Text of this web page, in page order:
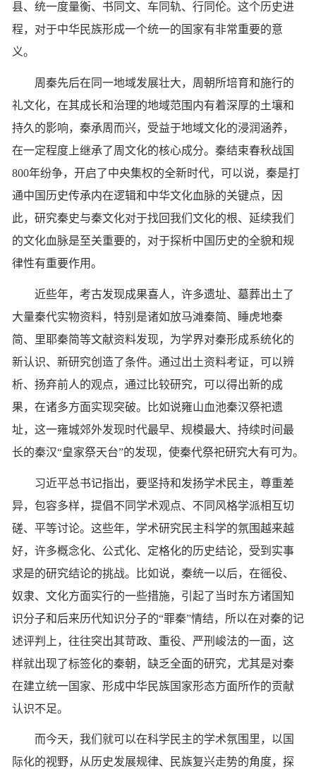
县、统一度量衡、书同文、车同轨、行同伦。这个历史进
程，对于中华民族形成一个统一的国家有非常重要的意
义。
周秦先后在同一地域发展壮大，周朝所培育和施行的
礼文化，在其成长和治理的地域范围内有着深厚的土壤和
持久的影响，秦承周而兴，受益于地域文化的浸润涵养，
在一定程度上继承了周文化的核心成分。秦结束春秋战国
800年纷争，开启了中央集权的全新时代，可以说，秦是打
通中国历史传承内在逻辑和中华文化血脉的关键点，因
此，研究秦史与秦文化对于找回我们文化的根、延续我们
的文化血脉是至关重要的，对于探析中国历史的全貌和规
律性有重要作用。
近些年，考古发现成果喜人，许多遗址、墓葬出土了
大量秦代实物资料，特别是诸如放马滩秦简、睡虎地秦
简、里耶秦简等文献资料发现，为学界对秦形成系统化的
新认识、新研究创造了条件。通过出土资料考证，可以辨
析、扬弃前人的观点，通过比较研究，可以得出新的成
果，在诸多方面实现突破。比如说雍山血池秦汉祭祀遗
址，这一雍城郊外发现时代最早、规模最大、持续时间最
长的秦汉“皇家祭天台”的发现，使秦代祭祀研究大有可为。
习近平总书记指出，要坚持和发扬学术民主，尊重差
异，包容多样，提倡不同学术观点、不同风格学派相互切
磋、平等讨论。这些年，学术研究民主科学的氛围越来越
好，许多概念化、公式化、定格化的历史结论，受到实事
求是的研究结论的挑战。比如说，秦统一以后，在徭役、
奴隶、文化方面实行的一些措施，引起了当时东方诸国知
识分子和后来历代知识分子的“罪秦”情结，所以在对秦的记
述评判上，往往突出其苛政、重役、严刑峻法的一面，这
样就出现了标签化的秦朝，缺乏全面的研究，尤其是对秦
在建立统一国家、形成中华民族国家形态方面所作的贡献
认识不足。
而今天，我们就可以在科学民主的学术氛围里，以国
际化的视野，从历史发展规律、民族复兴走势的角度，探